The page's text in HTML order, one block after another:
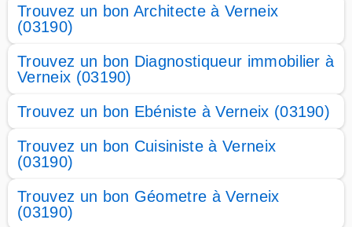
Trouvez un bon Architecte à Verneix
(03190)
Trouvez un bon Diagnostiqueur immobilier à
Verneix (03190)
Trouvez un bon Ebéniste à Verneix (03190)
Trouvez un bon Cuisiniste à Verneix
(03190)
Trouvez un bon Géometre à Verneix
(03190)